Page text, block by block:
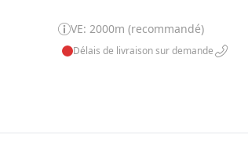
VE: 2000m (recommandé)
Délais de livraison sur demande